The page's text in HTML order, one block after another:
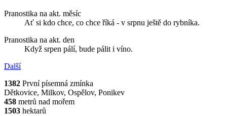
Pranostika na akt. měsíc
Ať si kdo chce, co chce říká - v srpnu ještě do rybníka.
Pranostika na akt. den
Když srpen pálí, bude pálit i víno.
Další
1382 První písemná zmínka
Dětkovice, Milkov, Ospělov, Ponikev
458 metrů nad mořem
1503 hektarů